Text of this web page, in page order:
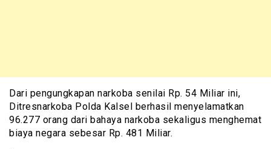
Dari pengungkapan narkoba senilai Rp. 54 Miliar ini,
Ditresnarkoba Polda Kalsel berhasil menyelamatkan
96.277 orang dari bahaya narkoba sekaligus menghemat
biaya negara sebesar Rp. 481 Miliar.